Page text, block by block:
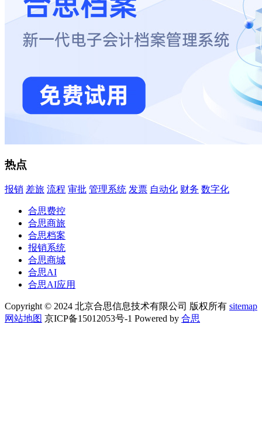
热点
报销 差旅 流程 审批 管理系统 发票 自动化 财务 数字化
合思费控
合思商旅
合思档案
报销系统
合思商城
合思AI
合思AI应用
Copyright © 2024 北京合思信息技术有限公司 版权所有 sitemap
网站地图 京ICP备15012053号-1 Powered by 合思